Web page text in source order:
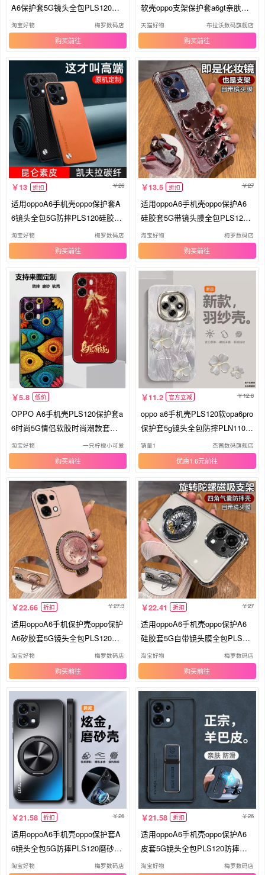
A6保护套5G镜头全包PLS120防
摔磨砂
淘宝好物 梅罗数码店
购买
软壳oppo支架保护套a6gt亲肤散
热PLS120全包新款磨砂个性史迪
仔
天猫好物 布拉沃数码旗舰店
购买
13 折扣 26
适用oppoA6手机壳oppo保护套A
6镜头全包5G防摔PLS120硅胶磨
砂opa6
淘宝好物 梅罗数码店
购买
13.5 折扣 27
适用oppoA6手机壳oppo保护A6
硅胶套5G带镜头膜全包PLS120
防摔透明
淘宝好物 梅罗数码店
购买
5.8 低价
OPPO A6手机壳PLS120保护套a
6时尚5G情侣软胶时尚潮款套磨
砂卡通来图定制
淘宝好物 一只柠檬小可爱
购买
11.2 官方立减 12.8
oppo a6手机壳PLS120软opa6pro
保护套5g镜头全包防摔PLN110个
性创意0pp0a6gt小清新opopa6c
简约poopa6i女新款
销量1 杰茜数码旗舰店
优惠1.6元
22.66 折扣 27.3
适用oppoA6手机保护壳oppo保护
A6矽胶套5G镜头全包PLS120防
摔opa6
淘宝好物 梅罗数码店
购买
22.41 折扣 27
适用oppoA6手机壳oppo保护A6
硅胶套5G自带镜头膜全包PLS12
0气囊防
淘宝好物 梅罗数码店
购买
21.58 折扣 26
适用oppoA6手机壳oppo保护套A
6镜头全包5G防摔PLS120磨砂硬
外壳op
淘宝好物 梅罗数码店
21.58 折扣 26
适用oppoA6手机壳oppo保护A6
皮套5G镜头全包PLS120防摔磨
砂opa6硅
淘宝好物 梅罗数码店